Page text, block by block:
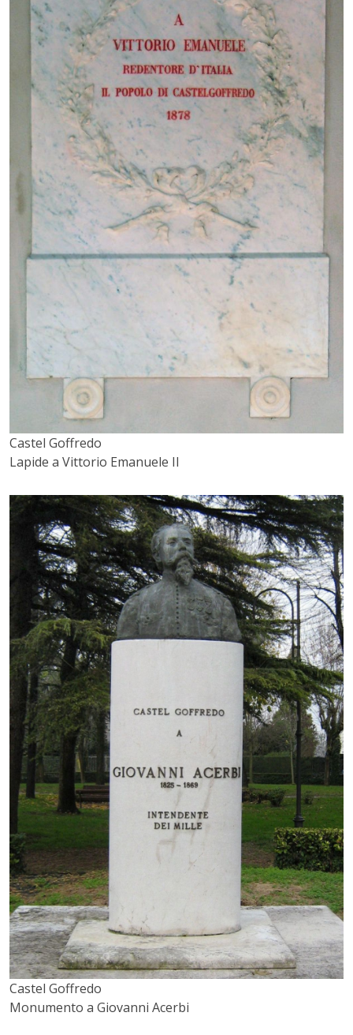
Castel Goffredo
Lapide a Vittorio Emanuele II
Castel Goffredo
Monumento a Giovanni Acerbi